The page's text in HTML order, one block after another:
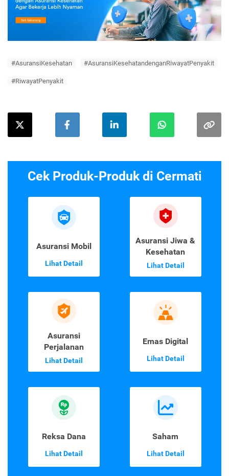
#AsuransiKesehatan #AsuransiKesehatandenganRiwayatPenyakit
#RiwayatPenyakit
Cek Produk-Produk di Cermati
Asuransi Mobil
Lihat Detail
Asuransi Jiwa &
Kesehatan
Lihat Detail
Asuransi
Perjalanan
Lihat Detail
Emas Digital
Lihat Detail
Reksa Dana
Lihat Detail
Saham
Lihat Detail